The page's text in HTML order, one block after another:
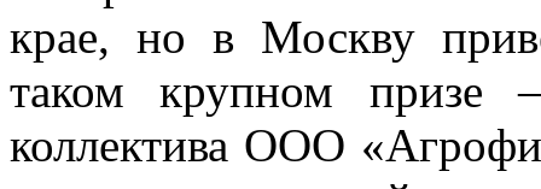
крае, но в Москву
таком крупном призе
коллектива ООО